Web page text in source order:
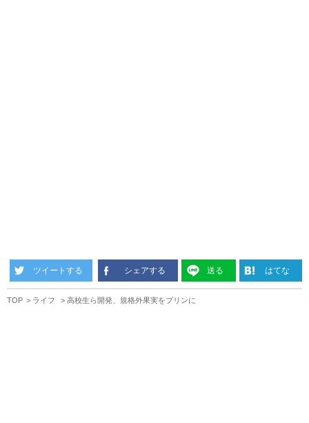
ツイートする シェアする 送る はてな
TOP ライフ 高校生ら開発、規格外果実をプリンに